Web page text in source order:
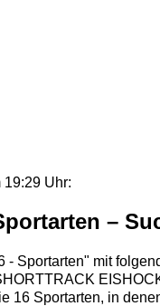
19:29 Uhr:
–
- Sportarten" mit
16 Sportarten, in